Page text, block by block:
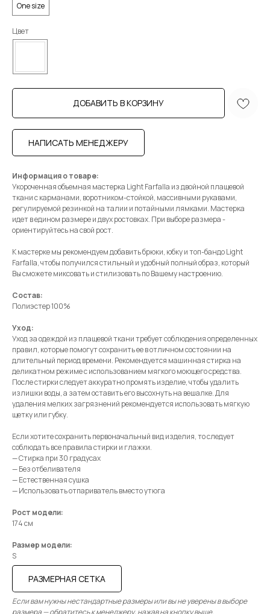
One size
Цвет
ДОБАВИТЬ В КОРЗИНУ
НАПИСАТЬ МЕНЕДЖЕРУ
Информация о товаре:
Укороченная объемная мастерка Light Farfalla из двойной плащевой
ткани с карманами, воротником-стойкой, массивными рукавами,
регулируемой резинкой на талии и потайными лямками. Мастерка
идет в едином размере и двух ростовках. При выборе размера -
ориентируйтесь на свой рост.
К мастерке мы рекомендуем добавить брюки, юбку и топ-бандо Light
Farfalla, чтобы получился стильный и удобный полный образ, который
Вы сможете миксовать и стилизовать по Вашему настроению.
Состав:
Полиэстер 100%
Уход:
Уход за одеждой из плащевой ткани требует соблюдения определенных
правил, которые помогут сохранить ее в отличном состоянии на
длительный период времени. Рекомендуется машинная стирка на
деликатном режиме с использованием мягкого моющего средства.
После стирки следует аккуратно промять изделие, чтобы удалить
излишки воды, а затем оставить его высохнуть на вешалке. Для
удаления мелких загрязнений рекомендуется использовать мягкую
щетку или губку.
Если хотите сохранить первоначальный вид изделия, то следует
соблюдать все правила стирки и глажки.
— Стирка при 30 градусах
— Без отбеливателя
— Естественная сушка
— Использовать отпариватель вместо утюга
Рост модели:
174 см
Размер модели:
S
РАЗМЕРНАЯ СЕТКА
Если вам нужны нестандартные размеры или вы не уверены в выборе